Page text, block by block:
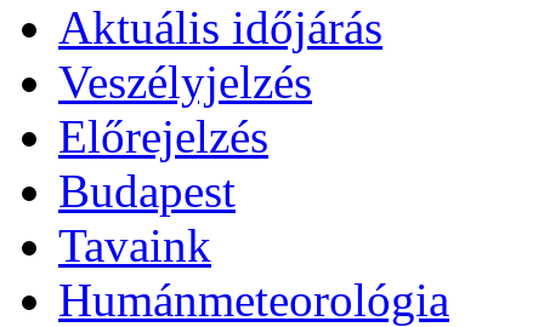
Aktuális időjárás
Veszélyjelzés
Előrejelzés
Budapest
Tavaink
Humánmeteorológia